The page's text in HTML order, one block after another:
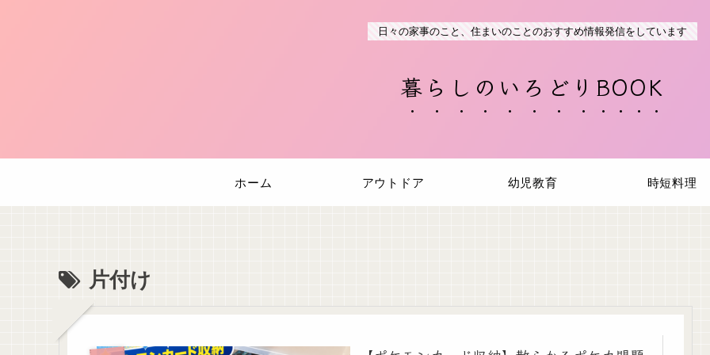
日々の家事のこと、住まいのことのおすすめ情報発信をしています
暮らしのいろどりBOOK
ホーム アウトドア 幼児教育 時短料理
片付け